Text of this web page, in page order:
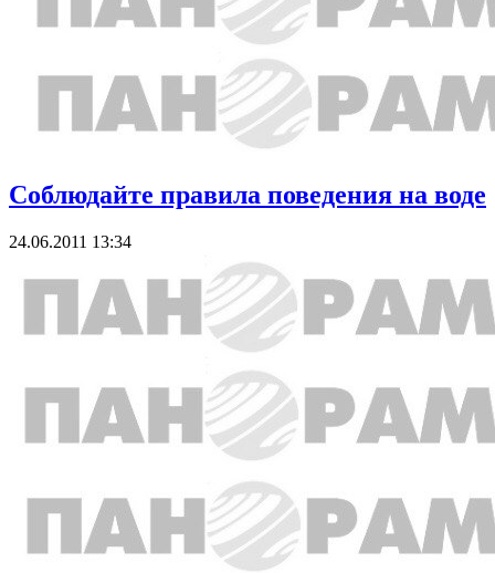
Соблюдайте правила поведения на воде
24.06.2011 13:34